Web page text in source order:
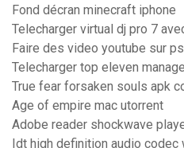
Fond décran minecraft iphone
Telecharger virtual dj pro 7
Faire des video youtube sur
Telecharger top eleven
True fear forsaken souls apk
Age of empire mac utorrent
Adobe reader shockwave
Idt high definition audio